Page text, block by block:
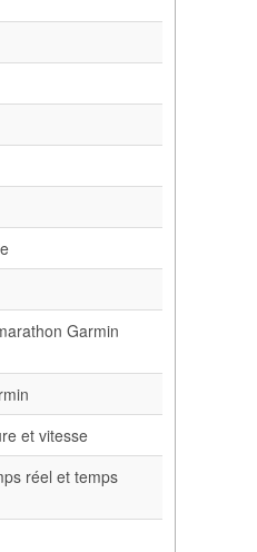
Garmin
et vitesse
réel et temps